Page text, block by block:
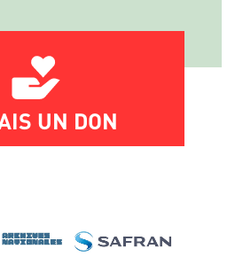
UN DON